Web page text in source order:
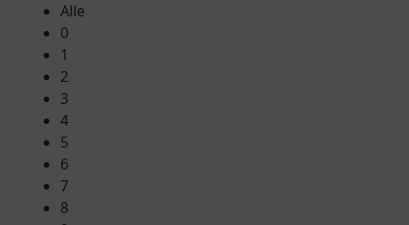
Alle
0
1
2
3
4
5
6
7
8